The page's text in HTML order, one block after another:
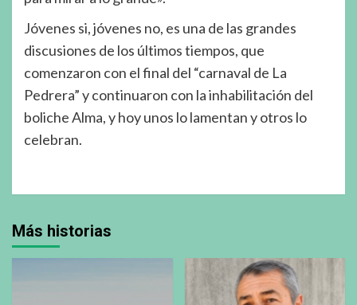
Jóvenes si, jóvenes no, es una de las grandes
discusiones de los últimos tiempos, que
comenzaron con el final del “carnaval de La
Pedrera” y continuaron con la inhabilitación del
boliche Alma, y hoy unos lo lamentan y otros lo
celebran.
Más historias